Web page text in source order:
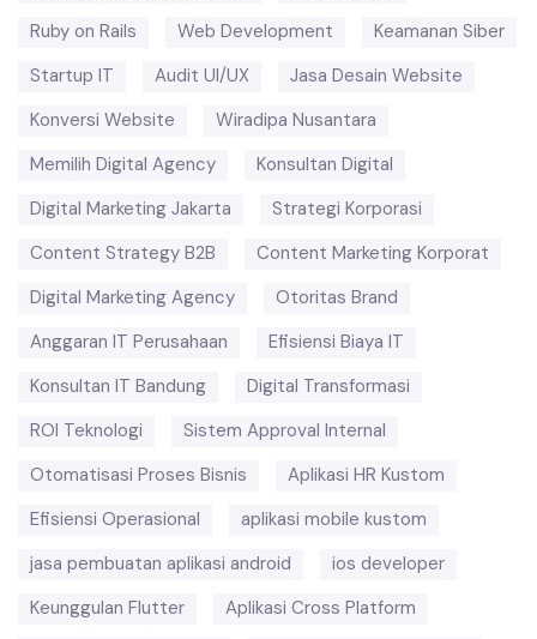
Ruby on Rails
Web Development
Keamanan Siber
Startup IT
Audit UI/UX
Jasa Desain Website
Konversi Website
Wiradipa Nusantara
Memilih Digital Agency
Konsultan Digital
Digital Marketing Jakarta
Strategi Korporasi
Content Strategy B2B
Content Marketing Korporat
Digital Marketing Agency
Otoritas Brand
Anggaran IT Perusahaan
Efisiensi Biaya IT
Konsultan IT Bandung
Digital Transformasi
ROI Teknologi
Sistem Approval Internal
Otomatisasi Proses Bisnis
Aplikasi HR Kustom
Efisiensi Operasional
aplikasi mobile kustom
jasa pembuatan aplikasi android
ios developer
Keunggulan Flutter
Aplikasi Cross Platform